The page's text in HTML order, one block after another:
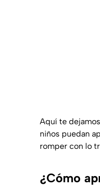
Aquí te
niños puedan
romper con lo
¿Cómo